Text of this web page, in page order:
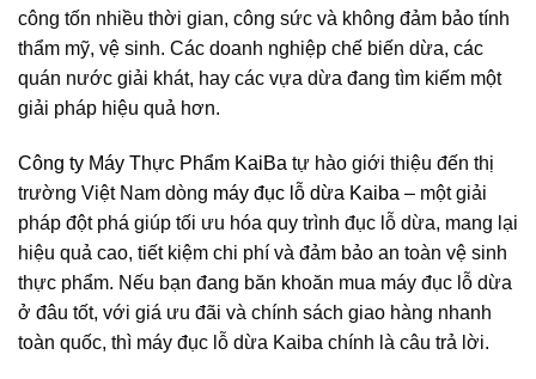
công tốn nhiều thời gian, công sức và không đảm bảo tính
thẩm mỹ, vệ sinh. Các doanh nghiệp chế biến dừa, các
quán nước giải khát, hay các vựa dừa đang tìm kiếm một
giải pháp hiệu quả hơn.
Công ty Máy Thực Phẩm KaiBa tự hào giới thiệu đến thị
trường Việt Nam dòng máy đục lỗ dừa Kaiba – một giải
pháp đột phá giúp tối ưu hóa quy trình đục lỗ dừa, mang lại
hiệu quả cao, tiết kiệm chi phí và đảm bảo an toàn vệ sinh
thực phẩm. Nếu bạn đang băn khoăn mua máy đục lỗ dừa
ở đâu tốt, với giá ưu đãi và chính sách giao hàng nhanh
toàn quốc, thì máy đục lỗ dừa Kaiba chính là câu trả lời.